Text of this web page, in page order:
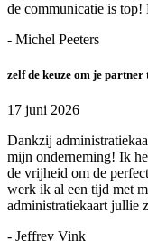
de communicatie is top!
- Michel Peeters
zelf de keuze om je partner
17 juni 2026
Dankzij
mijn onderneming! Ik
de vrijheid om de
werk ik al een tijd met
administratiekaart jullie
- Jeffrey Vink